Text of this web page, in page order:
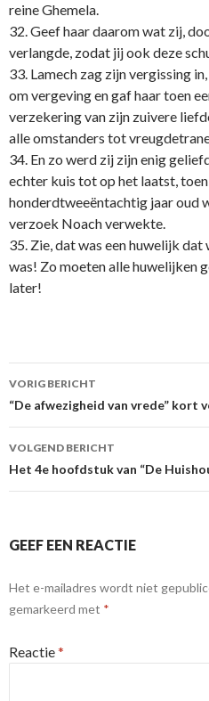
reine Ghemela.
32. Geef haar daarom wat zij,
verlangde, zodat jij ook deze
33. Lamech zag zijn vergissing
om vergeving en gaf haar toen
verzekering van zijn zuivere
alle omstanders tot
34. En zo werd zij zijn enig
echter kuis tot op het laatst,
honderdtweeëntachtig jaar oud
verzoek Noach verwekte.
35. Zie, dat was een huwelijk
was! Zo moeten alle huwelijken
later!
Berichtnavigatie
VORIG BERICHT
“De afwezigheid van vrede” kort
VOLGEND BERICHT
Het 4e hoofdstuk van “De
GEEF EEN REACTIE
Het e-mailadres wordt niet
gemarkeerd met *
Reactie*